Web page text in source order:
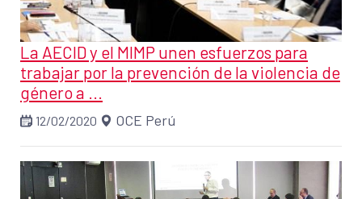
La AECID y el MIMP unen esfuerzos para
trabajar por la prevención de la violencia de
género a ...
12/02/2020 OCE Perú